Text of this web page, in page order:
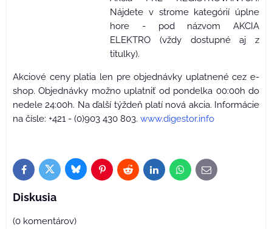
Nájdete v strome kategórií úplne
hore - pod názvom AKCIA
ELEKTRO (vždy dostupné aj z
titulky).
Akciové ceny platia len pre objednávky uplatnené cez e-
shop. Objednávky možno uplatniť od pondelka 00:00h do
nedele 24:00h. Na ďalší týždeň platí nová akcia. Informácie
na čísle: +421 - (0)903 430 803. www.digestor.info
FacebookTwitterBlueskyPinterestReddit LinkedInWhatsApp
E-
mail
Diskusia
(0 komentárov)